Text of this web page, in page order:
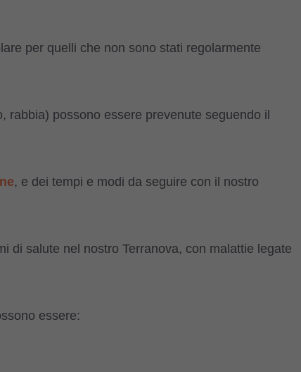
per quelli che non sono stati regolarmente
rabbia) possono essere prevenute seguendo il
, e dei tempi e modi da seguire con il nostro
di salute nel nostro Terranova, con malattie legate
essere: